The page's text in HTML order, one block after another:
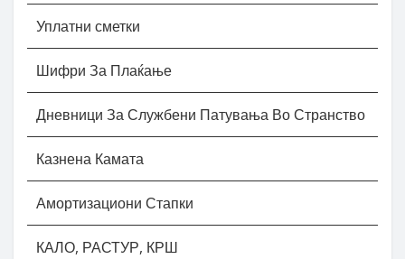
Уплатни сметки
Шифри За Плаќање
Дневници За Службени Патувања Во Странство
Казнена Камата
Амортизациони Стапки
КАЛО, РАСТУР, КРШ